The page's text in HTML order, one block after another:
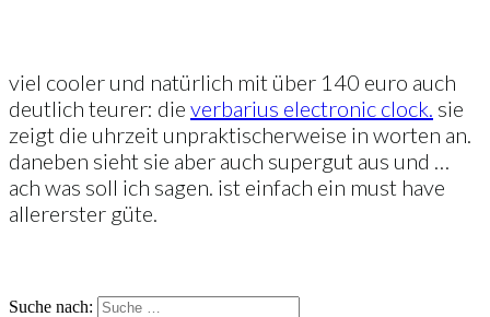
viel cooler und natürlich mit über 140 euro auch
deutlich teurer: die verbarius electronic clock. sie
zeigt die uhrzeit unpraktischerweise in worten an.
daneben sieht sie aber auch supergut aus und …
ach was soll ich sagen. ist einfach ein must have
allererster güte.
Suche nach: